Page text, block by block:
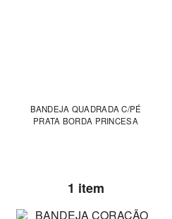
BANDEJA QUADRADA C/PÉ
PRATA BORDA PRINCESA
1 item